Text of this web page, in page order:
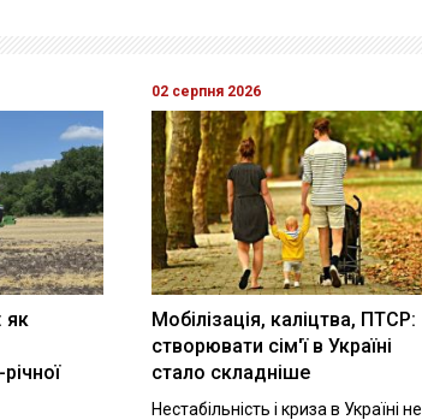
як
02 серпня 2026
Мобілізація, каліцтва, ПТСР:
створювати сім'ї в Україні
стало складніше
Нестабільність і криза в Україні не